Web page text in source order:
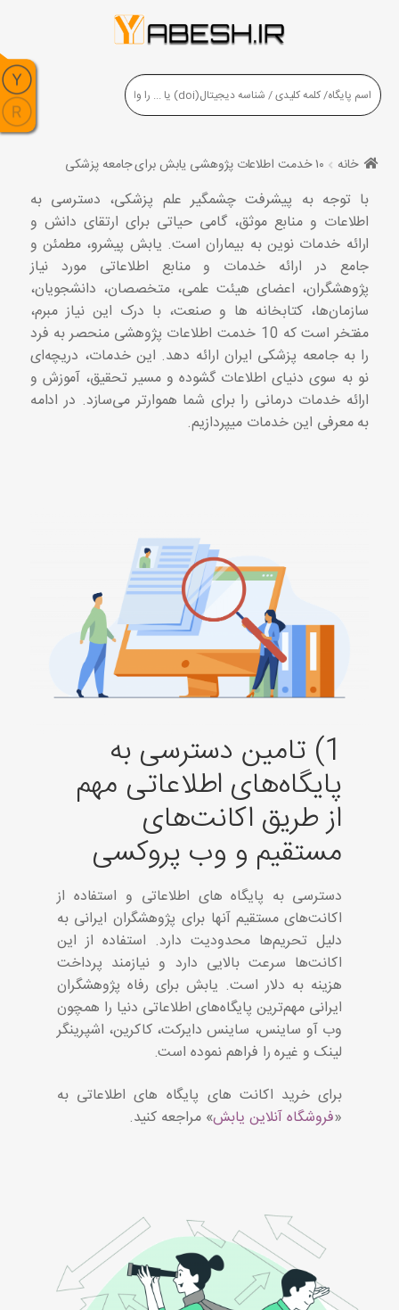
خانه ۱۰ خدمت اطلاعات پژوهشی یابش برای جامعه پزشکی
با توجه به پیشرفت چشمگیر علم پزشکی، دسترسی به
اطلاعات و منابع موثق، گامی حیاتی برای ارتقای دانش و
ارائه خدمات نوین به بیماران است. یابش پیشرو، مطمئن و
جامع در ارائه خدمات و منابع اطلاعاتی مورد نیاز
پژوهشگران، اعضای هیئت علمی، متخصصان، دانشجویان،
سازمان‌ها، کتابخانه ها و صنعت، با درک این نیاز مبرم،
مفتخر است که 10 خدمت اطلاعات پژوهشی منحصر به فرد
را به جامعه پزشکی ایران ارائه دهد. این خدمات، دریچه‌ای
نو به سوی دنیای اطلاعات گشوده و مسیر تحقیق، آموزش و
ارائه خدمات درمانی را برای شما هموارتر می‌سازد. در ادامه
به معرفی این خدمات میپردازیم.
1) تامین دسترسی به
پایگاه‌های اطلاعاتی مهم
از طریق اکانت‌های
مستقیم و وب پروکسی
دسترسی به پایگاه های اطلاعاتی و استفاده از
اکانت‌های مستقیم آنها برای پژوهشگران ایرانی به
دلیل تحریم‌ها محدودیت دارد. استفاده از این
اکانت‌ها سرعت بالایی دارد و نیازمند پرداخت
هزینه به دلار است. یابش برای رفاه پژوهشگران
ایرانی مهم‌ترین پایگاه‌های اطلاعاتی دنیا را همچون
وب آو ساینس، ساینس دایرکت، کاکرین، اشپرینگر
لینک و غیره را فراهم نموده است.
برای خرید اکانت های پایگاه های اطلاعاتی به
«فروشگاه آنلاین یابش» مراجعه کنید.